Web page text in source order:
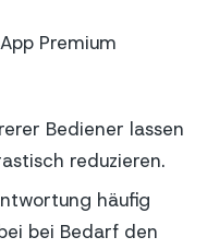
Premium
Bediener lassen
reduzieren.
häufig
bei Bedarf den